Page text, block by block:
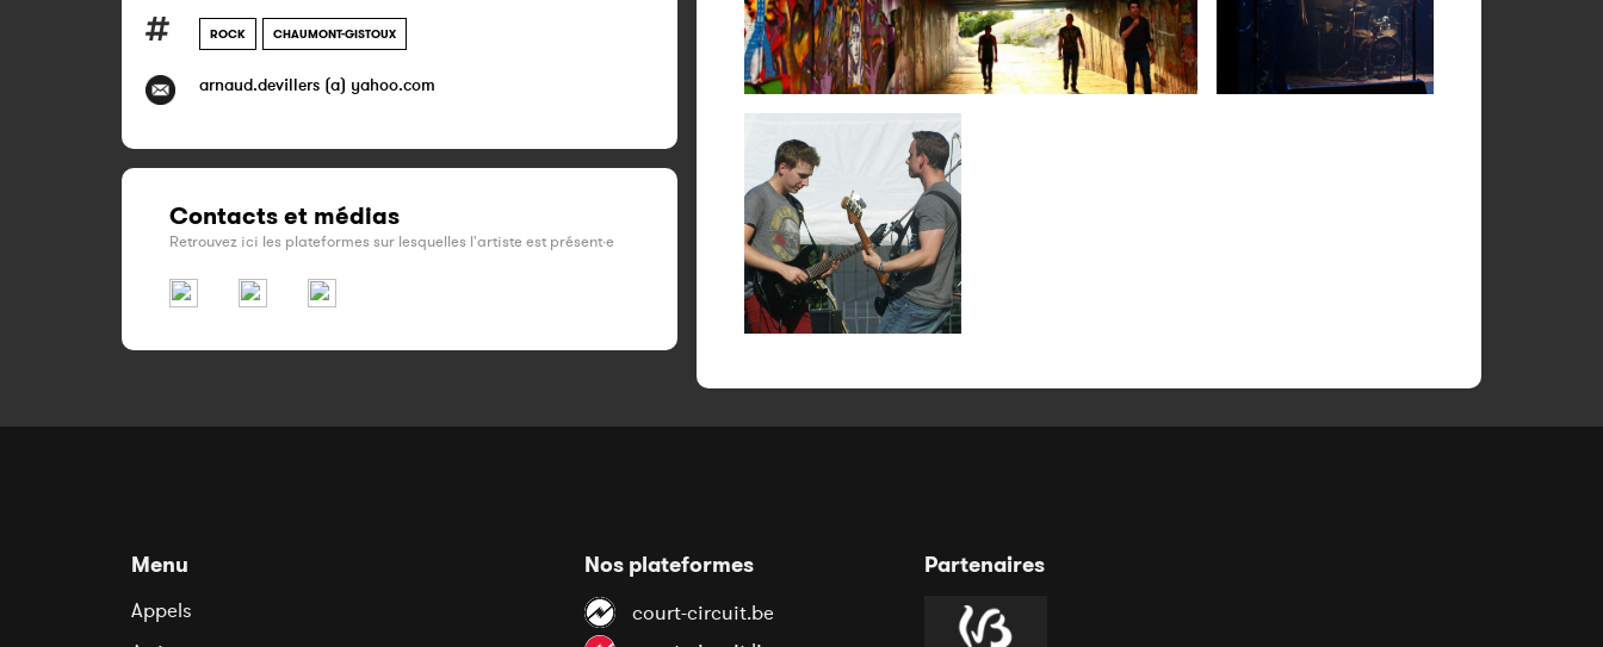
ROCK CHAUMONT-GISTOUX
arnaud.devillers (a) yahoo.com
Contacts et médias
Retrouvez ici les plateformes sur lesquelles l'artiste est présent·e
Menu
Appels
Nos plateformes
court-circuit.be
Partenaires